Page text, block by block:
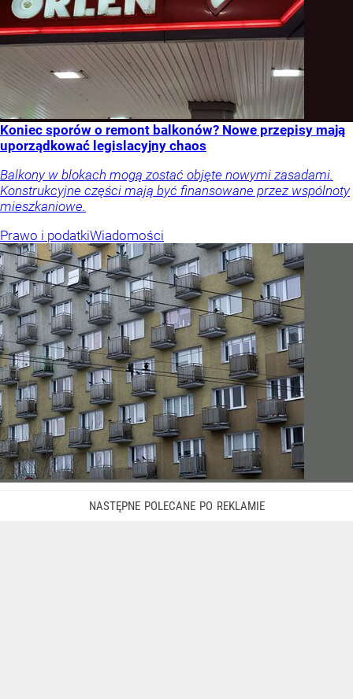
Koniec sporów o remont balkonów? Nowe przepisy mają
uporządkować legislacyjny chaos
Balkony w blokach mogą zostać objęte nowymi zasadami.
Konstrukcyjne części mają być finansowane przez wspólnoty
mieszkaniowe.
Prawo i podatkiWiadomości